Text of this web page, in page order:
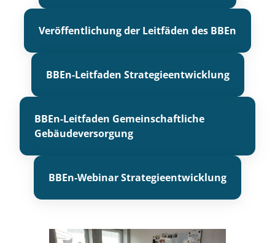
Veröffentlichung der Leitfäden des BBEn
BBEn-Leitfaden Strategieentwicklung
BBEn-Leitfaden Gemeinschaftliche
Gebäudeversorgung
BBEn-Webinar Strategieentwicklung